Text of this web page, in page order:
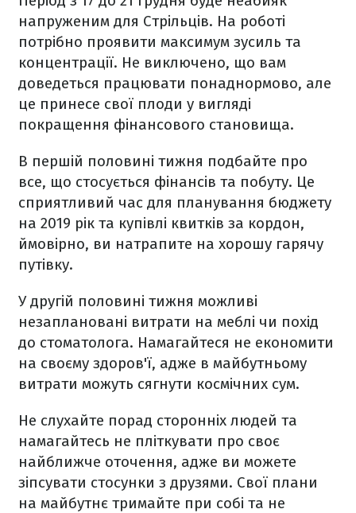
напруженим для Стрільців. На роботі
потрібно проявити максимум зусиль та
концентрації. Не виключено, що вам
доведеться працювати понаднормово, але
це принесе свої плоди у вигляді
покращення фінансового становища.
В першій половині тижня подбайте про
все, що стосується фінансів та побуту. Це
сприятливий час для планування бюджету
на 2019 рік та купівлі квитків за кордон,
ймовірно, ви натрапите на хорошу гарячу
путівку.
У другій половині тижня можливі
незаплановані витрати на меблі чи похід
до стоматолога. Намагайтеся не економити
на своєму здоров'ї, адже в майбутньому
витрати можуть сягнути космічних сум.
Не слухайте порад сторонніх людей та
намагайтесь не пліткувати про своє
найближче оточення, адже ви можете
зіпсувати стосунки з друзями. Свої плани
на майбутнє тримайте при собі та не